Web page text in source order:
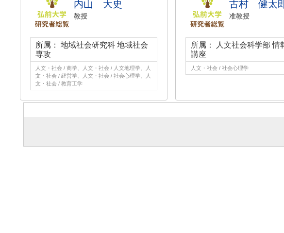
内山 大史
教授
所属： 地域社会研究科 地域社会
専攻
人文・社会 / 商学、人文・社会 / 人文地理学、人
文・社会 / 経営学、人文・社会 / 社会心理学、人
文・社会 / 教育工学
古村 健太
准教授
所属： 人文社会科学部 情
講座
人文・社会 / 社会心理学